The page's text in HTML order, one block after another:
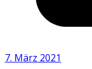
7. März 2021